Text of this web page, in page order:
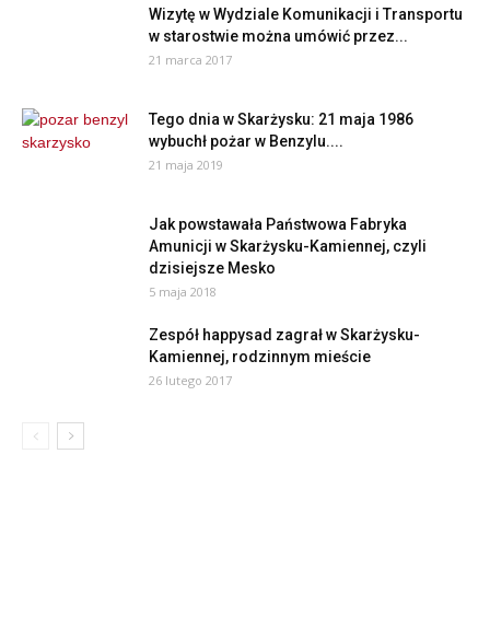
Wizytę w Wydziale Komunikacji i Transportu
w starostwie można umówić przez...
21 marca 2017
Tego dnia w Skarżysku: 21 maja 1986
wybuchł pożar w Benzylu....
21 maja 2019
Jak powstawała Państwowa Fabryka
Amunicji w Skarżysku-Kamiennej, czyli
dzisiejsze Mesko
5 maja 2018
Zespół happysad zagrał w Skarżysku-
Kamiennej, rodzinnym mieście
26 lutego 2017